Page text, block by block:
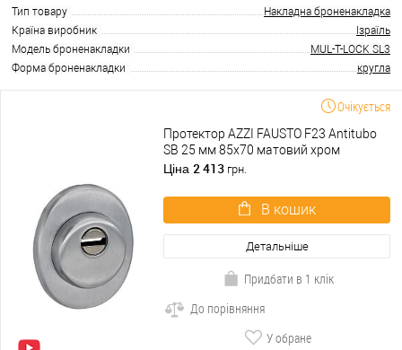
Тип товару
Накладна броненакладка
Країна виробник
Ізраїль
Модель броненакладки
MUL-T-LOCK SL3
Форма броненакладки
кругла
Очікується
Протектор AZZI FAUSTO F23 Antitubo
SB 25 мм 85х70 матовий хром
Ціна 2 413 грн.
В кошик
Детальніше
Придбати в 1 клік
До порівняння
У обране